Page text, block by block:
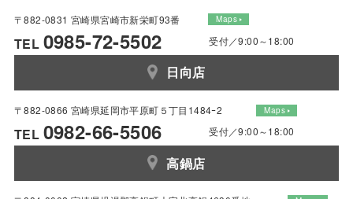
〒882-0831 宮崎県宮崎市新栄町93番 Maps
TEL 0985-72-5502 受付／9:00～18:00
日向店
〒882-0866 宮崎県延岡市平原町５丁目1484ｰ2 Maps
TEL 0982-66-5506 受付／9:00～18:00
高鍋店